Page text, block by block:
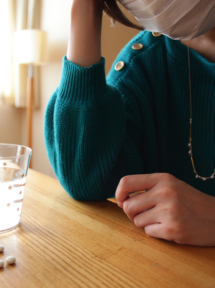
#無印良品#2022 秋ドラマ#木図鑑
#DINOS CORPORATION#IKEA#ニトリ#材
#ソファ#田中みな実#チェア#大川家具#カリモク家具
#インテリアの法則#中村アン#波瑠 #映画 #コメリ
コーディネート#コクヨ#サステナブル#オフィスチェア
ゲン#unico#インテリアスタイリン
ルスタイル#アダル#関家具#ファニタメ#IDÉE #一枚板#
#家具 #石田ゆり子#フェリシモ#ヤマソロ #岸井ゆきの #2022
ドラマ